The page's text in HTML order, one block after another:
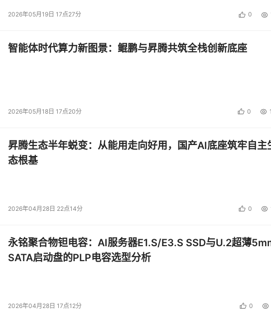
2026年05月19日 17点27分 0
智能体时代算力新图景：鲲鹏与昇腾共筑全栈创新底座
2026年05月18日 17点20分 0
昇腾生态半年蜕变：从能用走向好用，国产AI底座筑牢自主
态根基
2026年04月28日 22点14分 0
永铭聚合物钽电容：AI服务器E1.S/E3.S SSD与U.2超薄
SATA启动盘的PLP电容选型分析
2026年04月28日 17点12分 0